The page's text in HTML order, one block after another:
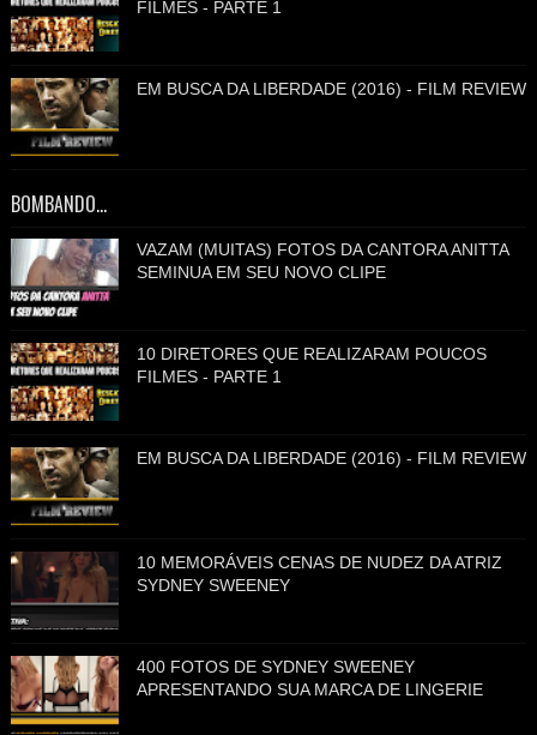
FILMES - PARTE 1
EM BUSCA DA LIBERDADE (2016) - FILM REVIEW
BOMBANDO...
VAZAM (MUITAS) FOTOS DA CANTORA ANITTA
SEMINUA EM SEU NOVO CLIPE
10 DIRETORES QUE REALIZARAM POUCOS
FILMES - PARTE 1
EM BUSCA DA LIBERDADE (2016) - FILM REVIEW
10 MEMORÁVEIS CENAS DE NUDEZ DA ATRIZ
SYDNEY SWEENEY
400 FOTOS DE SYDNEY SWEENEY
APRESENTANDO SUA MARCA DE LINGERIE